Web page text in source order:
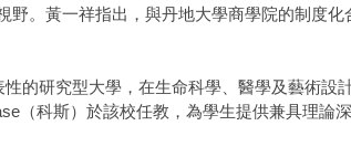
。黃一祥指出，與丹地大學商學院的制度
的研究型大學，在生命科學、醫學及藝術設
（科斯）於該校任教，為學生提供兼具理論